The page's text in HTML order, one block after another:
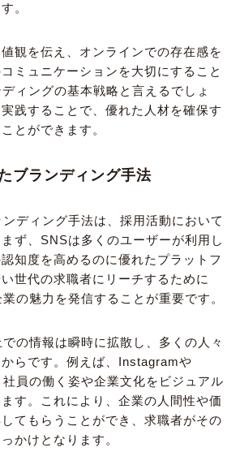
。
観を伝え、オンラインでの存在感を
ミュニケーションを大切にすること
ィングの基本戦略と言えるでしょ
践することで、優れた人材を確保す
とができます。
ブランディング手法
ディング手法は、採用活動において
ず、SNSは多くのユーザーが利用し
知度を高めるのに優れたプラットフ
世代の求職者にリーチするために
の魅力を発信することが重要です。
の情報は瞬時に拡散し、多くの人々
らです。例えば、Instagramや
員の働く姿や企業文化をビジュアル
す。これにより、企業の人間性や価
てもらうことができ、求職者がその
かけとなります。